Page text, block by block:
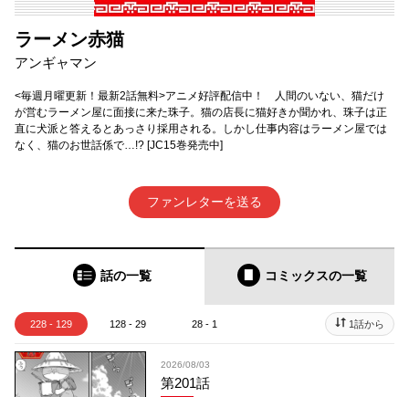
ラーメン赤猫
アンギャマン
<毎週月曜更新！最新2話無料>アニメ好評配信中！ 人間のいない、猫だけ
が営むラーメン屋に面接に来た珠子。猫の店長に猫好きか聞かれ、珠子は正
直に犬派と答えるとあっさり採用される。しかし仕事内容はラーメン屋では
なく、猫のお世話係で…!? [JC15巻発売中]
ファンレターを送る
話の一覧 コミックスの一覧
228 - 129 128 - 29 28 - 1 1話から
2026/08/03
第201話